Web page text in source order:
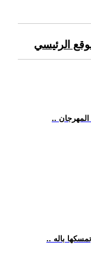
الرئيسي
المهرجان
باله